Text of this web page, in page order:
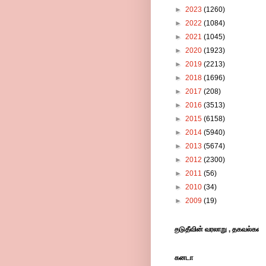
► 2023 (1260)
► 2022 (1084)
► 2021 (1045)
► 2020 (1923)
► 2019 (2213)
► 2018 (1696)
► 2017 (208)
► 2016 (3513)
► 2015 (6158)
► 2014 (5940)
► 2013 (5674)
► 2012 (2300)
► 2011 (56)
► 2010 (34)
► 2009 (19)
புகழ் பரப்பும் பேரிணையம் இது -புங்குடுதீவின் வரலாறு , தகவல்கள்,
கனடா